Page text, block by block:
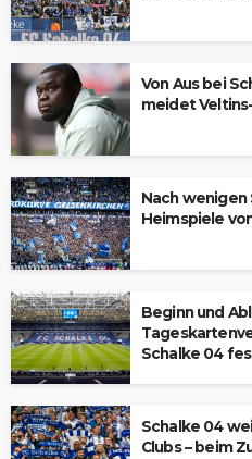
Von Aus bei
meidet
Nach wenigen
Heimspiele
Beginn und
Schalke 04
Schalke 04
Clubs – beim